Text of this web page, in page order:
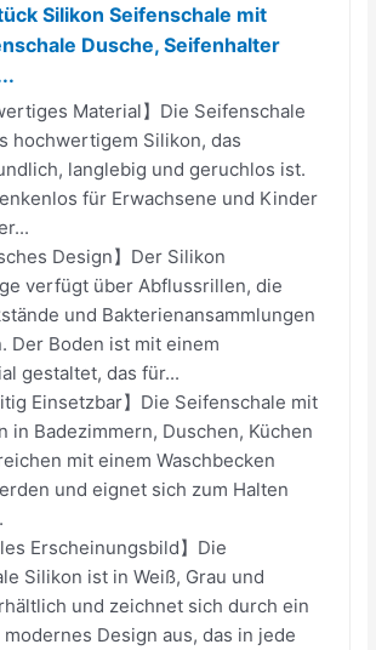
Silikon Seifenschale mit
Dusche, Seifenhalter
Material】Die Seifenschale
hochwertigem Silikon, das
langlebig und geruchlos ist.
für Erwachsene und Kinder
Design】Der Silikon
verfügt über Abflussrillen, die
und Bakterienansammlungen
Der Boden ist mit einem
gestaltet, das für...
Einsetzbar】Die Seifenschale mit
in Badezimmern, Duschen, Küchen
mit einem Waschbecken
und eignet sich zum Halten
Erscheinungsbild】Die
Silikon ist in Weiß, Grau und
und zeichnet sich durch ein
Design aus, das in jede